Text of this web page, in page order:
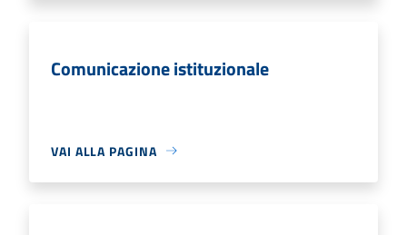
Comunicazione istituzionale
VAI ALLA PAGINA